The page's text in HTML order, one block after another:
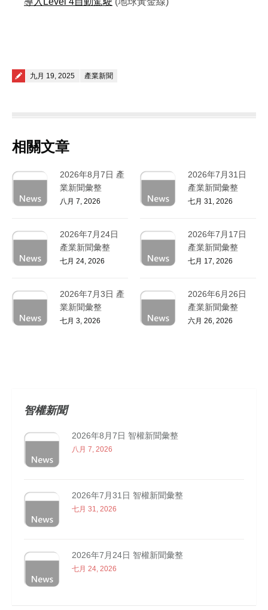
Posted on
九月 19, 2025 產業新聞
相關文章
2026年8月7日 產
業新聞彙整
八月 7, 2026
2026年7月31日
產業新聞彙整
七月 31, 2026
2026年7月24日
產業新聞彙整
七月 24, 2026
2026年7月17日
產業新聞彙整
七月 17, 2026
2026年7月3日 產
業新聞彙整
七月 3, 2026
2026年6月26日
產業新聞彙整
六月 26, 2026
智權新聞
2026年8月7日 智權新聞彙整
八月 7, 2026
2026年7月31日 智權新聞彙整
七月 31, 2026
2026年7月24日 智權新聞彙整
七月 24, 2026